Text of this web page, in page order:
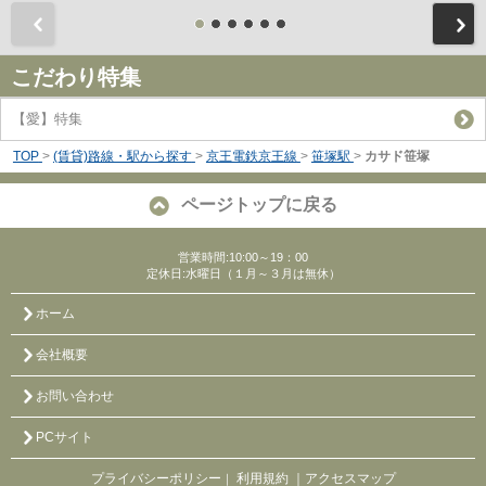
こだわり特集
【愛】特集
TOP > (賃貸)路線・駅から探す > 京王電鉄京王線 > 笹塚駅 > カサド笹塚
ページトップに戻る
営業時間:10:00～19：00
定休日:水曜日（１月～３月は無休）
ホーム
会社概要
お問い合わせ
PCサイト
プライバシーポリシー ｜ 利用規約 ｜アクセスマップ